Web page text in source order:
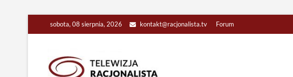
sobota, 08 sierpnia, 2026 kontakt@racjonalista.tv Forum